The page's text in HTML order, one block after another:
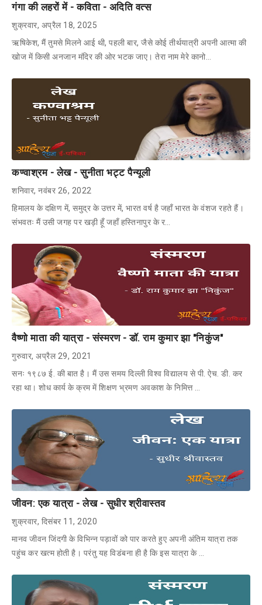
गंगा की लहरों में - कविता - अदिति वत्स
शुक्रवार, अप्रैल 18, 2025
ऋषिकेश, मैं तुमसे मिलने आई थी, पहली बार, जैसे कोई तीर्थयात्री अपनी आत्मा की
खोज में किसी अनजान मंदिर की ओर भटक जाए। तेरा नाम मेरे कानो…
कण्वाश्रम - लेख - सुनीता भट्ट पैन्यूली
शनिवार, नवंबर 26, 2022
हिमालय के दक्षिण में, समुद्र के उत्तर में, भारत वर्ष है जहाँ भारत के वंशज रहते हैं।
संभवतः मैं उसी जगह पर खड़ी हूँ जहाँ हस्तिनापुर के र…
वैष्णो माता की यात्रा - संस्मरण - डॉ. राम कुमार झा "निकुंज"
गुरुवार, अप्रैल 29, 2021
सनः १९८७ ई. की बात है। मैं उस समय दिल्ली विश्व विद्यालय से पी. ऐच. डी. कर
रहा था। शोध कार्य के क्रम में शिक्षण भ्रमण अवकाश के निमित्त …
जीवन: एक यात्रा - लेख - सुधीर श्रीवास्तव
शुक्रवार, दिसंबर 11, 2020
मानव जीवन जिंदगी के विभिन्न पड़ावों को पार करते हुए अपनी अंतिम यात्रा तक
पहुंच कर खत्म होती है। परंतु यह विडंबना ही है कि इस यात्रा के …